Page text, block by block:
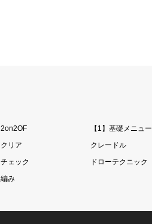
2on2OF 【1】基礎メニュー
クリア クレードル
チェック ドローテクニック
編み